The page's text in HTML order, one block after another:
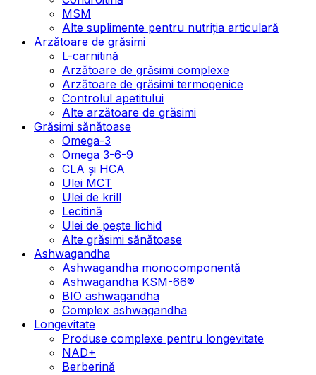
MSM
Alte suplimente pentru nutriția articulară
Arzătoare de grăsimi
L-carnitină
Arzătoare de grăsimi complexe
Arzătoare de grăsimi termogenice
Controlul apetitului
Alte arzătoare de grăsimi
Grăsimi sănătoase
Omega-3
Omega 3-6-9
CLA şi HCA
Ulei MCT
Ulei de krill
Lecitină
Ulei de pește lichid
Alte grăsimi sănătoase
Ashwagandha
Ashwagandha monocomponentă
Ashwagandha KSM-66®
BIO ashwagandha
Complex ashwagandha
Longevitate
Produse complexe pentru longevitate
NAD+
Berberină